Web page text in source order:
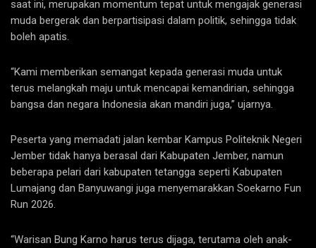
saat ini, merupakan momentum tepat untuk mengajak generasi
muda bergerak dan berpartisipasi dalam politik, sehingga tidak
boleh apatis.
“Kami memberikan semangat kepada generasi muda untuk
terus melangkah maju untuk mencapai kemandirian, sehingga
bangsa dan negara Indonesia akan mandiri juga,” ujarnya.
Peserta yang memadati jalan kembar Kampus Politeknik Negeri
Jember tidak hanya berasal dari Kabupaten Jember, namun
beberapa pelari dari kabupaten tetangga seperti Kabupaten
Lumajang dan Banyuwangi juga menyemarakkan Soekarno Fun
Run 2026.
“Warisan Bung Karno harus terus dijaga, terutama oleh anak-